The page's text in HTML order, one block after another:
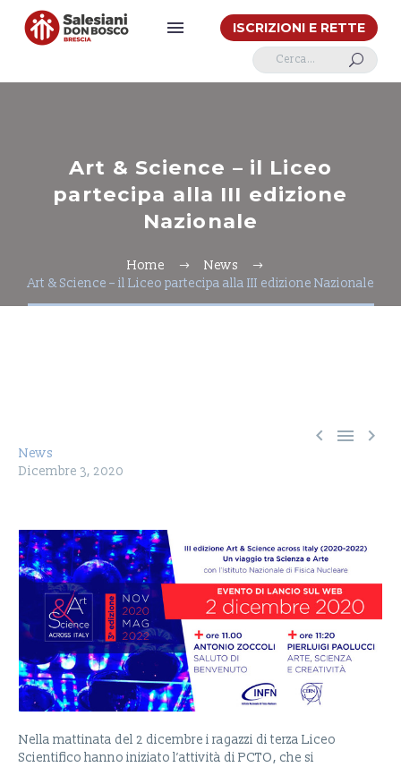
ISCRIZIONI E RETTE
U
Art & Science – il Liceo
partecipa alla III edizione
Nazionale
Home
News
Art & Science – il Liceo partecipa alla III edizione Nazionale
  
News
Dicembre 3, 2020
Nella mattinata del 2 dicembre i ragazzi di terza Liceo
Scientifico hanno iniziato l’attività di PCTO, che si